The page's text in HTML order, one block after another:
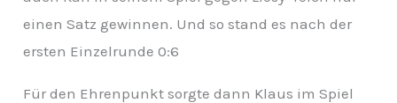
einen Satz gewinnen. Und so stand es nach der
ersten Einzelrunde 0:6
Für den Ehrenpunkt sorgte dann Klaus im Spiel